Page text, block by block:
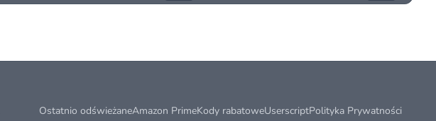
Ostatnio odświeżaneAmazon PrimeKody rabatoweUserscriptPolityka Prywatności